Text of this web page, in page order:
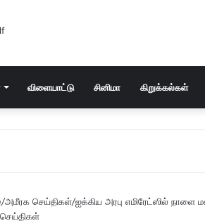
விளையாட்டு சினிமா கிறுக்கல்கள்
/அமீரக செய்திகள்/ஐக்கிய அரபு எமிரேட்ஸில்